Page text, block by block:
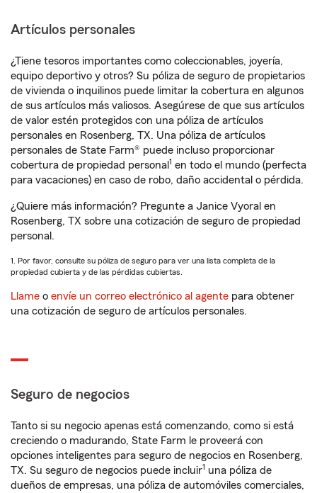
Artículos personales
¿Tiene tesoros importantes como coleccionables, joyería,
equipo deportivo y otros? Su póliza de seguro de propietarios
de vivienda o inquilinos puede limitar la cobertura en algunos
de sus artículos más valiosos. Asegúrese de que sus artículos
de valor estén protegidos con una póliza de artículos
personales en Rosenberg, TX. Una póliza de artículos
personales de State Farm® puede incluso proporcionar
cobertura de propiedad personal 1 en todo el mundo (perfecta
para vacaciones) en caso de robo, daño accidental o pérdida.
¿Quiere más información? Pregunte a Janice Vyoral en
Rosenberg, TX sobre una cotización de seguro de propiedad
personal.
1. Por favor, consulte su póliza de seguro para ver una lista completa de la
propiedad cubierta y de las pérdidas cubiertas.
Llame o envíe un correo electrónico al agente para obtener
una cotización de seguro de artículos personales.
Seguro de negocios
Tanto si su negocio apenas está comenzando, como si está
creciendo o madurando, State Farm le proveerá con
opciones inteligentes para seguro de negocios en Rosenberg,
TX. Su seguro de negocios puede incluir1 una póliza de
dueños de empresas, una póliza de automóviles comerciales,